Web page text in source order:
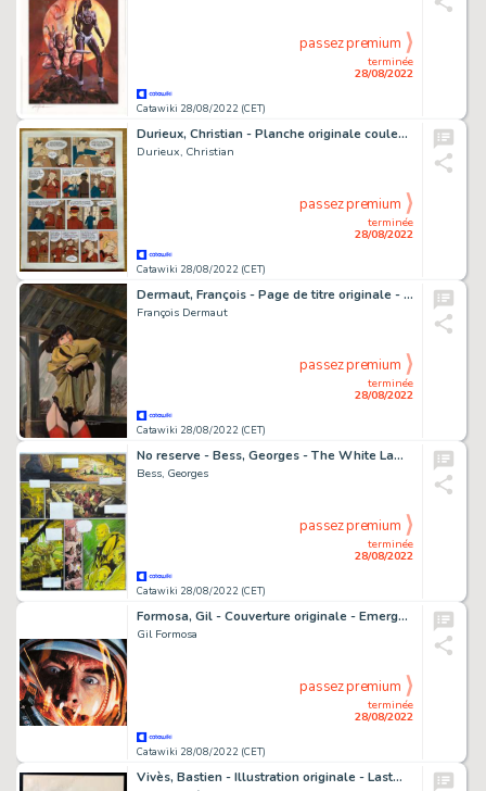
Catawiki 28/08/2022 (CET)
terminée
28/08/2022
passez premium
Durieux, Christian - Planche originale couleur - Le Spirou de... T16 - Pacific Palace - (2021)
Durieux, Christian
Catawiki 28/08/2022 (CET)
terminée
28/08/2022
passez premium
Dermaut, François - Page de titre originale - Les chemins de Malefosse T2 - L'attentement
François Dermaut
Catawiki 28/08/2022 (CET)
terminée
28/08/2022
passez premium
No reserve - Bess, Georges - The White Lama / De Witte Lama #4 (page 16) - Originele pagina - Le Lama Blanc - (1991)
Bess, Georges
Catawiki 28/08/2022 (CET)
terminée
28/08/2022
passez premium
Formosa, Gil - Couverture originale - Emergency T3 - (2012)
Gil Formosa
Catawiki 28/08/2022 (CET)
terminée
28/08/2022
passez premium
Vivès, Bastien - Illustration originale - Lastman - (2013)